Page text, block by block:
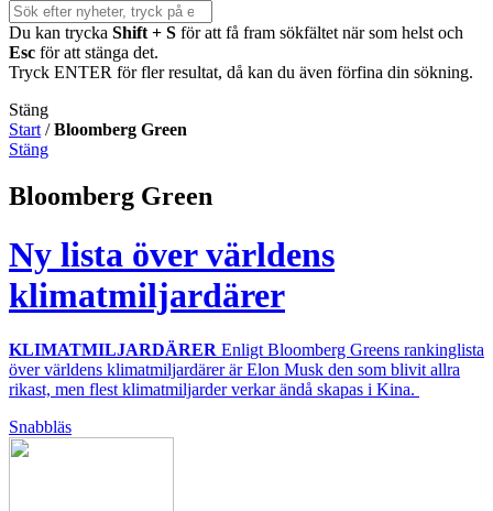
Du kan trycka Shift + S för att få fram sökfältet när som helst och
Esc för att stänga det.
Tryck ENTER för fler resultat, då kan du även förfina din sökning.
Stäng
Start /Bloomberg Green
Stäng
Bloomberg Green
Ny lista över världens
klimatmiljardärer
KLIMATMILJARDÄRER Enligt Bloomberg Greens rankinglista
över världens klimatmiljardärer är Elon Musk den som blivit allra
rikast, men flest klimatmiljarder verkar ändå skapas i Kina.
Snabbläs